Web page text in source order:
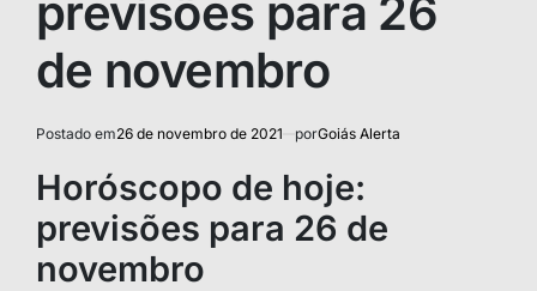
previsões para 26
de novembro
Postado em26 de novembro de 2021 porGoiás Alerta
Horóscopo de hoje:
previsões para 26 de
novembro